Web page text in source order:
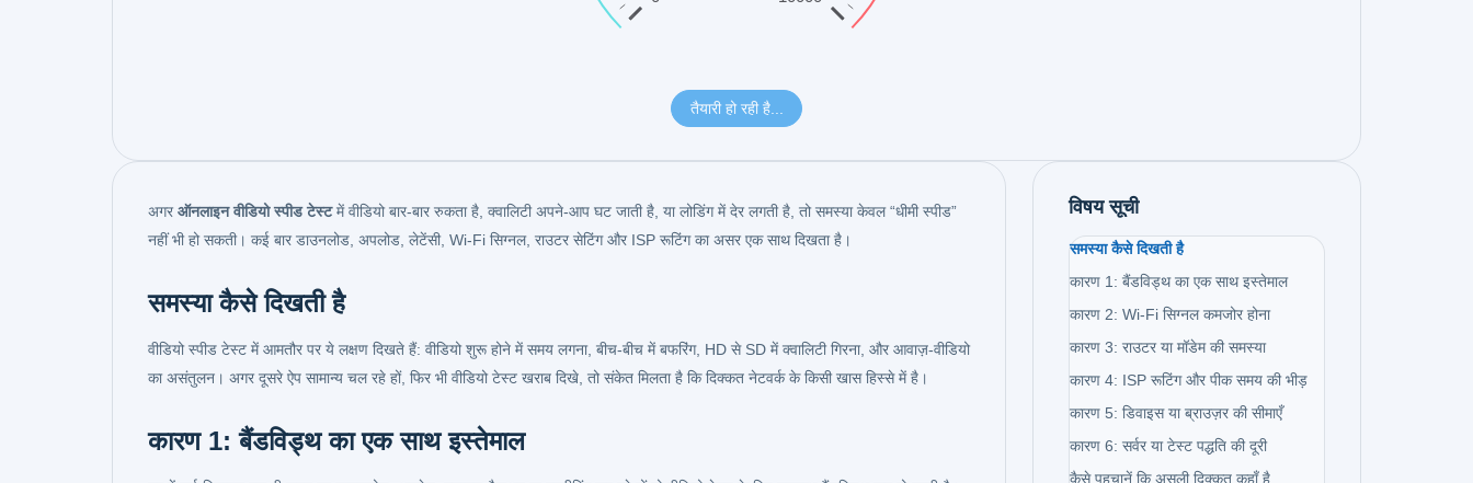
अगर ऑनलाइन वीडियो स्पीड टेस्टमें वीडियो बार-बार रुकता है, क्वालिटी अपने-आप घट जाती है, या लोडिंग में देर लगती है, तो समस्या केवल “धीमी स्पीड”
नहीं भी हो सकती। कई बार डाउनलोड, अपलोड, लेटेंसी, Wi-Fi सिग्नल, राउटर सेटिंग और ISP रूटिंग का असर एक साथ दिखता है।
समस्या कैसे दिखती है
वीडियो स्पीड टेस्ट में आमतौर पर ये लक्षण दिखते हैं: वीडियो शुरू होने में समय लगना, बीच-बीच में बफरिंग, HD से SD में क्वालिटी गिरना, और आवाज़-वीडियो
का असंतुलन। अगर दूसरे ऐप सामान्य चल रहे हों, फिर भी वीडियो टेस्ट खराब दिखे, तो संकेत मिलता है कि दिक्कत नेटवर्क के किसी खास हिस्से में है।
कारण 1: बैंडविड्थ का एक साथ इस्तेमाल
विषय सूची
समस्या कैसे दिखती है
कारण 1: बैंडविड्थ का एक साथ इस्तेमाल
कारण 2: Wi-Fi सिग्नल कमजोर होना
कारण 3: राउटर या मॉडेम की समस्या
कारण 4: ISP रूटिंग और पीक समय की भीड़
कारण 5: डिवाइस या ब्राउज़र की सीमाएँ
कारण 6: सर्वर या टेस्ट पद्धति की दूरी
कैसे पहचानें कि असली दिक्कत कहाँ है